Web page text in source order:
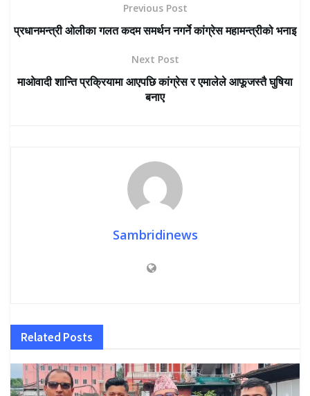
Previous Post
प्रधानमन्त्री ओलीका गलत कदम समर्थन नगर्ने कांग्रेस महामन्त्रीको भनाइ
Next Post
माओवादी शान्ति प्रक्रियामा आएपछि कांग्रेस र एमालेले आफूजस्तै घुषिया
बनाए
Sambridinews
Related Posts